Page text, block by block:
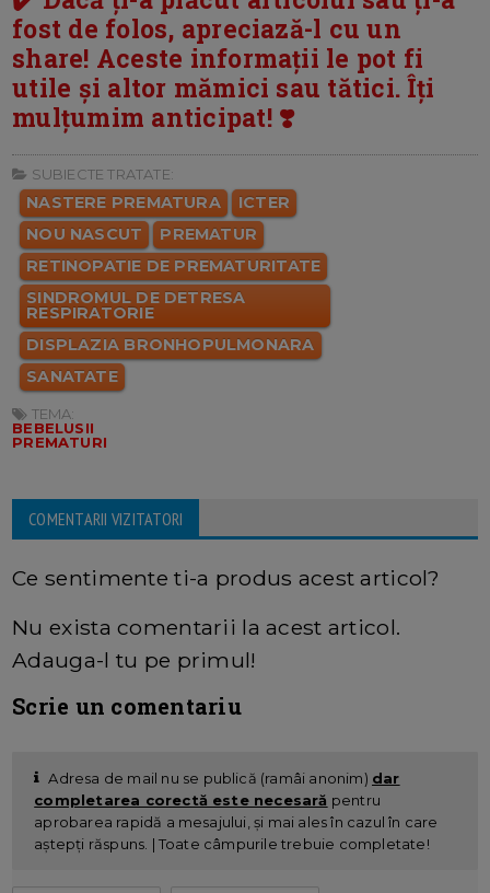
fost de folos, apreciază-l cu un
share! Aceste informații le pot fi
utile și altor mămici sau tătici. Îți
mulțumim anticipat! ❣️
SUBIECTE TRATATE:
NASTERE PREMATURA
ICTER
NOU NASCUT
PREMATUR
RETINOPATIE DE PREMATURITATE
SINDROMUL DE DETRESA
RESPIRATORIE
DISPLAZIA BRONHOPULMONARA
SANATATE
TEMA:
BEBELUSII
PREMATURI
COMENTARII VIZITATORI
Ce sentimente ti-a produs acest articol?
Nu exista comentarii la acest articol.
Adauga-l tu pe primul!
Scrie un comentariu
Adresa de mail nu se publică (ramâi anonim) dar
completarea corectă este necesară pentru
aprobarea rapidă a mesajului, și mai ales în cazul în care
aștepți răspuns. | Toate câmpurile trebuie completate!